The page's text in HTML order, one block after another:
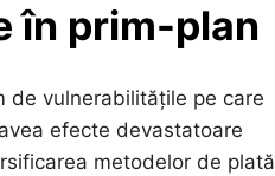
în prim-plan
de vulnerabilitățile pe care
efecte devastatoare
metodelor de plată